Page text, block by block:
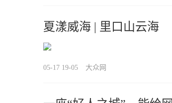
夏漾威海 | 里口山云海
05-17 19-05 大众网